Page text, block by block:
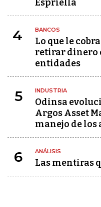
Espriella
4 BANCOS
Lo que le
retirar dinero
entidades
5 INDUSTRIA
Odinsa
Argos Asset
manejo de los
6 ANÁLISIS
Las mentiras